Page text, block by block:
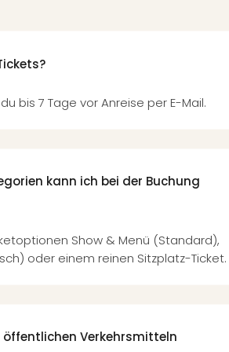
bis 7 Tage vor Anreise per E-Mail.
kann ich bei der Buchung
Show & Menü (Standard),
oder einem reinen Sitzplatz-Ticket.
Verkehrsmitteln